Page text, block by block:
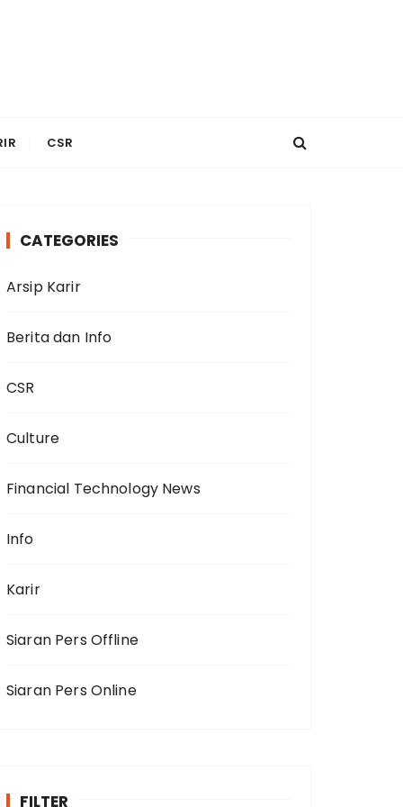
CSR
CATEGORIES
Arsip Karir
Berita dan Info
CSR
Culture
Financial Technology News
Info
Karir
Siaran Pers Offline
Siaran Pers Online
FILTER